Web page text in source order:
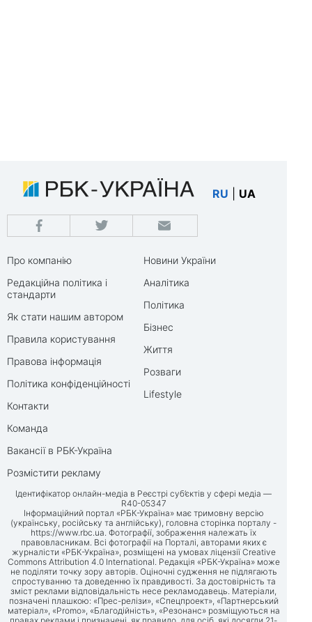
RU UA
Про компанію
Редакційна політика і
стандарти
Як стати нашим автором
Правила користування
Правова інформація
Політика конфіденційності
Контакти
Команда
Вакансії в РБК-Україна
Розмістити рекламу
Новини України
Аналітика
Політика
Бізнес
Життя
Розваги
Lifestyle
Ідентифікатор онлайн-медіа в Реєстрі суб’єктів у сфері медіа —
R40-05347
Інформаційний портал «РБК-Україна» має тримовну версію
(українську, російську та англійську), головна сторінка порталу -
https://www.rbc.ua. Фотографії, зображення належать їх
правовласникам. Всі фотографії на Порталі, авторами яких є
журналісти «РБК-Україна», розміщені на умовах ліцензії Creative
Commons Attribution 4.0 International. Редакція «РБК-Україна» може
не поділяти точку зору авторів. Оціночні судження не підлягають
спростуванню та доведенню їх правдивості. За достовірність та
зміст реклами відповідальність несе рекламодавець. Матеріали,
позначені плашкою: «Прес-релізи», «Спецпроект», «Партнерський
матеріал», «Promo», «Благодійність», «Резонанс» розміщуються на